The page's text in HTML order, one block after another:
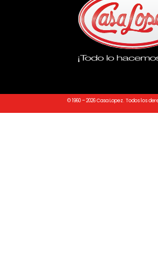
© 1960 – 2026 Casa Lopez. Todos los